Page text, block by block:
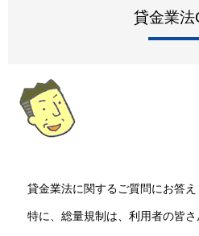
貸金業法
貸金業法に関するご質問にお答え
特に、総量規制は、利用者の皆さ